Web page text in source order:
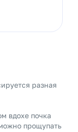
разная
вдохе почка
прощупать